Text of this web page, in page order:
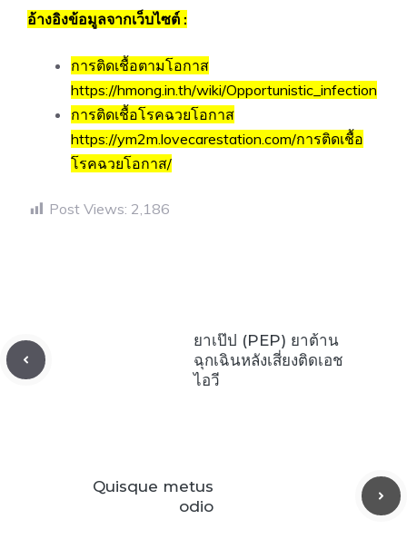
อ้างอิงข้อมูลจากเว็บไซต์ :
การติดเชื้อตามโอกาส
https://hmong.in.th/wiki/Opportunistic_infection
การติดเชื้อโรคฉวยโอกาส
https://ym2m.lovecarestation.com/การติดเชื้อ
โรคฉวยโอกาส/
Post Views: 2,186
ยาเป๊ป (PEP) ยาต้าน
ฉุกเฉินหลังเสี่ยงติดเอช
ไอวี
Quisque metus
odio